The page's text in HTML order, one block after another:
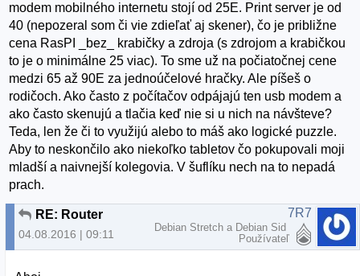
modem mobilného internetu stojí od 25E. Print server je od
40 (nepozeral som či vie zdieľať aj skener), čo je približne
cena RasPI _bez_ krabičky a zdroja (s zdrojom a krabičkou
to je o minimálne 25 viac). To sme už na počiatočnej cene
medzi 65 až 90E za jednoúčelové hračky. Ale píšeš o
rodičoch. Ako často z počítačov odpájajú ten usb modem a
ako často skenujú a tlačia keď nie si u nich na návšteve?
Teda, len že či to využijú alebo to máš ako logické puzzle.
Aby to neskončilo ako niekoľko tabletov čo pokupovali moji
mladší a naivnejší kolegovia. V šuflíku nech na to nepadá
prach.
RE: Router
04.08.2016 | 09:11
7R7
Debian Stretch a Debian Sid
Používateľ